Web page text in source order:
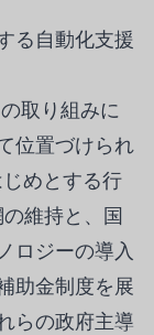
る自動化支援
取り組みに
位置づけられ
めとする行
維持と、国
ロジーの導入
助金制度を展
らの政府主導